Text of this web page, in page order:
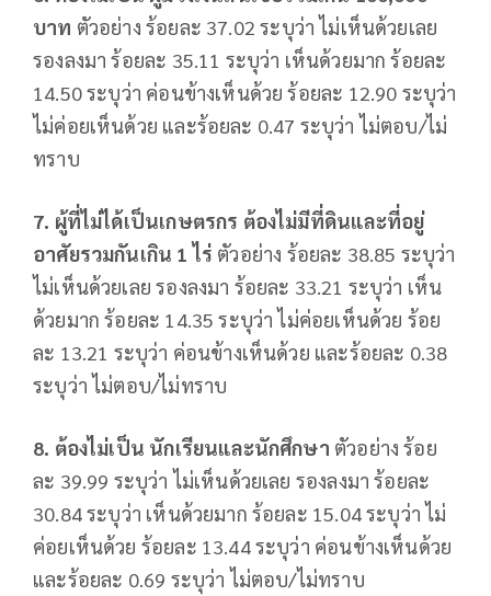
บาท ตัวอย่าง ร้อยละ 37.02 ระบุว่า ไม่เห็นด้วยเลย
รองลงมา ร้อยละ 35.11 ระบุว่า เห็นด้วยมาก ร้อยละ
14.50 ระบุว่า ค่อนข้างเห็นด้วย ร้อยละ 12.90 ระบุว่า
ไม่ค่อยเห็นด้วย และร้อยละ 0.47 ระบุว่า ไม่ตอบ/ไม่
ทราบ
7. ผู้ที่ไม่ได้เป็นเกษตรกร ต้องไม่มีที่ดินและที่อยู่
อาศัยรวมกันเกิน 1 ไร่ ตัวอย่าง ร้อยละ 38.85 ระบุว่า
ไม่เห็นด้วยเลย รองลงมา ร้อยละ 33.21 ระบุว่า เห็น
ด้วยมาก ร้อยละ 14.35 ระบุว่า ไม่ค่อยเห็นด้วย ร้อย
ละ 13.21 ระบุว่า ค่อนข้างเห็นด้วย และร้อยละ 0.38
ระบุว่า ไม่ตอบ/ไม่ทราบ
8. ต้องไม่เป็น นักเรียนและนักศึกษา ตัวอย่าง ร้อย
ละ 39.99 ระบุว่า ไม่เห็นด้วยเลย รองลงมา ร้อยละ
30.84 ระบุว่า เห็นด้วยมาก ร้อยละ 15.04 ระบุว่า ไม่
ค่อยเห็นด้วย ร้อยละ 13.44 ระบุว่า ค่อนข้างเห็นด้วย
และร้อยละ 0.69 ระบุว่า ไม่ตอบ/ไม่ทราบ